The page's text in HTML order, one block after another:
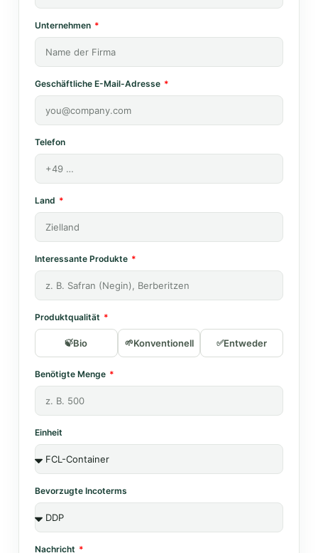
Unternehmen
Geschäftliche E-Mail-Adresse
Telefon
Land
Interessante Produkte
Produktqualität
Bio Konventionell Entweder
Benötigte Menge
Einheit
Bevorzugte Incoterms
Nachricht